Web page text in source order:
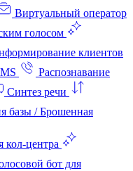
Виртуальный оператор
голосом
клиентов
Распознавание
Синтез речи
базы / Брошенная
кол‑центра
бот для